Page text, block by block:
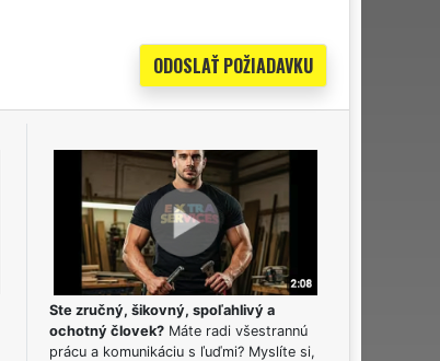
Ste zručný, šikovný, spoľahlivý a
ochotný človek? Máte radi všestrannú
prácu a komunikáciu s ľuďmi? Myslíte si,